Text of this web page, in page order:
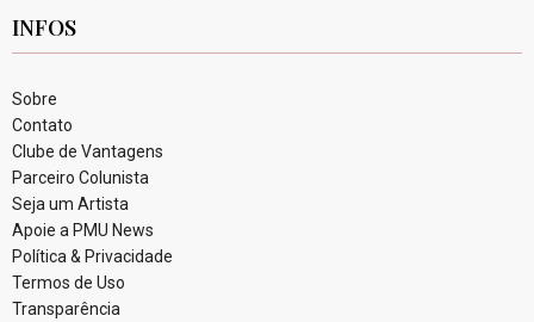
INFOS
Sobre
Contato
Clube de Vantagens
Parceiro Colunista
Seja um Artista
Apoie a PMU News
Política & Privacidade
Termos de Uso
Transparência